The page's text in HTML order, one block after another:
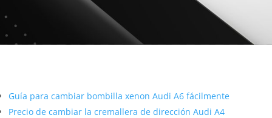
Guía para cambiar bombilla xenon Audi A6 fácilmente
Precio de cambiar la cremallera de dirección Audi A4